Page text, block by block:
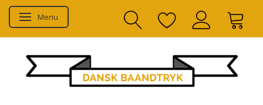
Skifte navigation
Menu